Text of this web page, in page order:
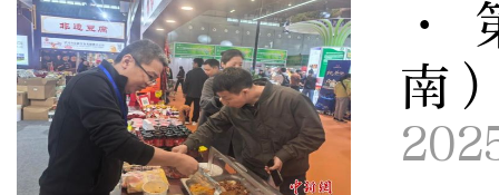
·
南